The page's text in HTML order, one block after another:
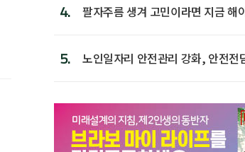
4. 팔자주름 생겨 고민이라면 지금 해
5.
노인일자리 안전관리 강화, 안전전